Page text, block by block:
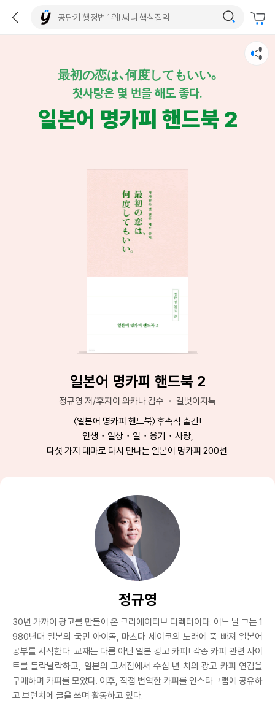
最初の恋は､何度してもいい｡
첫사랑은 몇 번을 해도 좋다.
일본어 명카피 핸드북 2
일본어 명카피 핸드북 2
정규영 저/후지이 와카나 감수
길벗이지톡
〈일본어 명카피 핸드북〉 후속작 출간!
인생・일상・일・용기・사랑,
다섯 가지 테마로 다시 만나는 일본어 명카피 200선.
정규영
30년 가까이 광고를 만들어 온 크리에이티브 디렉터이다. 어느 날 그는 1
980년대 일본의 국민 아이돌, 마츠다 세이코의 노래에 푹 빠져 일본어
공부를 시작한다. 교재는 다름 아닌 일본 광고 카피! 각종 카피 관련 사이
트를 들락날락하고, 일본의 고서점에서 수십 년 치의 광고 카피 연감을
구매하며 카피를 모았다. 이후, 직접 번역한 카피를 인스타그램에 공유하
고 브런치에 글을 쓰며 활동하고 있다.